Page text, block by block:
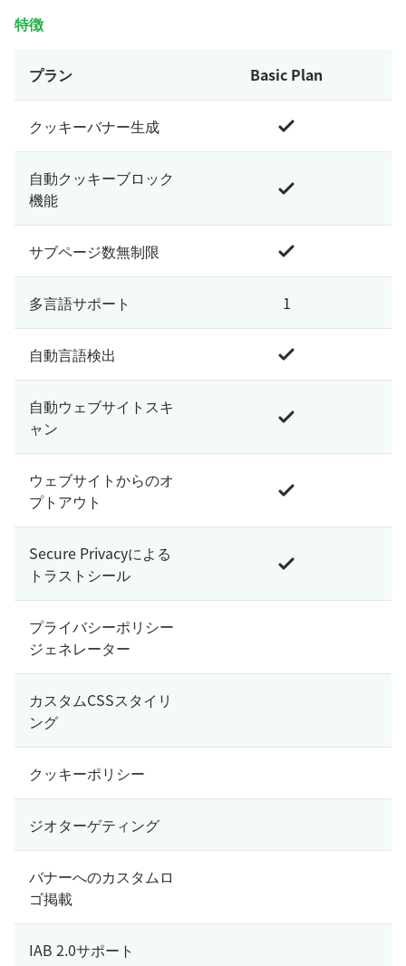
特徴
プラン Basic Plan
クッキーバナー生成
自動クッキーブロック
機能
サブページ数無制限
多言語サポート 1
自動言語検出
自動ウェブサイトスキ
ャン
ウェブサイトからのオ
プトアウト
Secure Privacyによる
トラストシール
プライバシーポリシー
ジェネレーター
カスタムCSSスタイリ
ング
クッキーポリシー
ジオターゲティング
バナーへのカスタムロ
ゴ掲載
IAB 2.0サポート